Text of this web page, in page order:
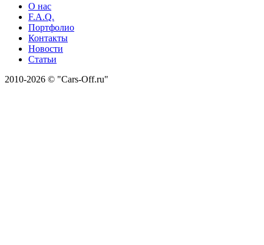
О нас
F.A.Q.
Портфолио
Контакты
Новости
Статьи
2010-2026 © "Cars-Off.ru"